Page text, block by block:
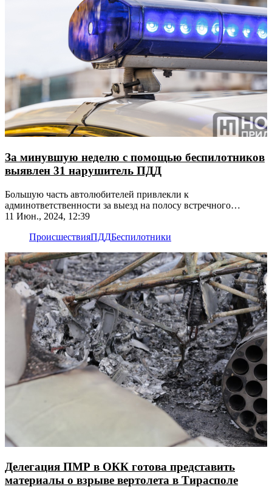
За минувшую неделю с помощью беспилотников
выявлен 31 нарушитель ПДД
Большую часть автолюбителей привлекли к
админответственности за выезд на полосу встречного
движения
11 Июн., 2024, 12:39
ПроисшествияПДДБеспилотники
Делегация ПМР в ОКК готова представить
материалы о взрыве вертолета в Тирасполе